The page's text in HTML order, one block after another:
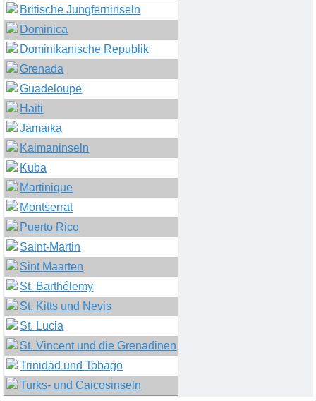
Britische Jungferninseln
Dominica
Dominikanische Republik
Grenada
Guadeloupe
Haiti
Jamaika
Kaimaninseln
Kuba
Martinique
Montserrat
Puerto Rico
Saint-Martin
Sint Maarten
St. Barthélemy
St. Kitts und Nevis
St. Lucia
St. Vincent und die Grenadinen
Trinidad und Tobago
Turks- und Caicosinseln